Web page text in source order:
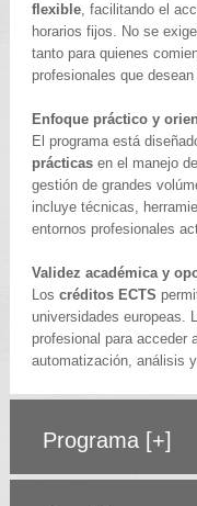
flexible, facilitando el
horarios fijos. No se
tanto para quienes
profesionales que
Enfoque práctico y
El programa está
prácticasen el manejo
gestión de grandes
incluye técnicas,
entornos profesionales
Validez académica y
Los créditos ECTS
universidades europeas.
profesional para acceder
automatización, análisis
Programa [+]